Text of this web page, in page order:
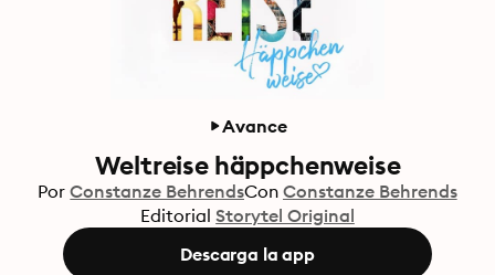
Avance
Weltreise häppchenweise
Por Constanze BehrendsCon Constanze Behrends
Editorial Storytel Original
Descarga la app